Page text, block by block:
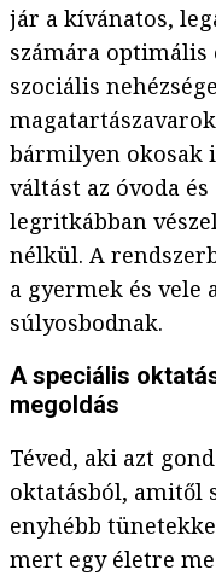
jár a kívánatos,
számára optimális
szociális
bármilyen okosak
váltást az óvoda
legritkábban
nélkül. A
a gyermek és vele
súlyosbodnak.
A speciális
megoldás
Téved, aki azt
oktatásból, amitől
enyhébb
mert egy életre